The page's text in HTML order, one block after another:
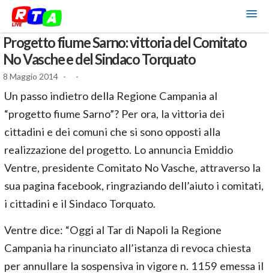
Progetto fiume Sarno: vittoria del Comitato
No Vasche e del Sindaco Torquato
8 Maggio 2014 - -
Un passo indietro della Regione Campania al
“progetto fiume Sarno”? Per ora, la vittoria dei
cittadini e dei comuni che si sono opposti alla
realizzazione del progetto. Lo annuncia Emiddio
Ventre, presidente Comitato No Vasche, attraverso la
sua pagina facebook, ringraziando dell’aiuto i comitati,
i cittadini e il Sindaco Torquato.
Ventre dice: “Oggi al Tar di Napoli la Regione
Campania ha rinunciato all’istanza di revoca chiesta
per annullare la sospensiva in vigore n. 1159 emessa il